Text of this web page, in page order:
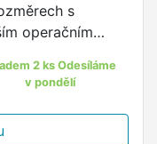
s
operačním
2 ks Odesíláme
v pondělí